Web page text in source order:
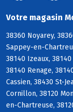
Votre magasin
38360 Noyarey,
Sappey-en-
38140 Izeaux,
38140 Renage,
Cassien, 38430 St-
Cornillon, 38120
en-Chartreuse,